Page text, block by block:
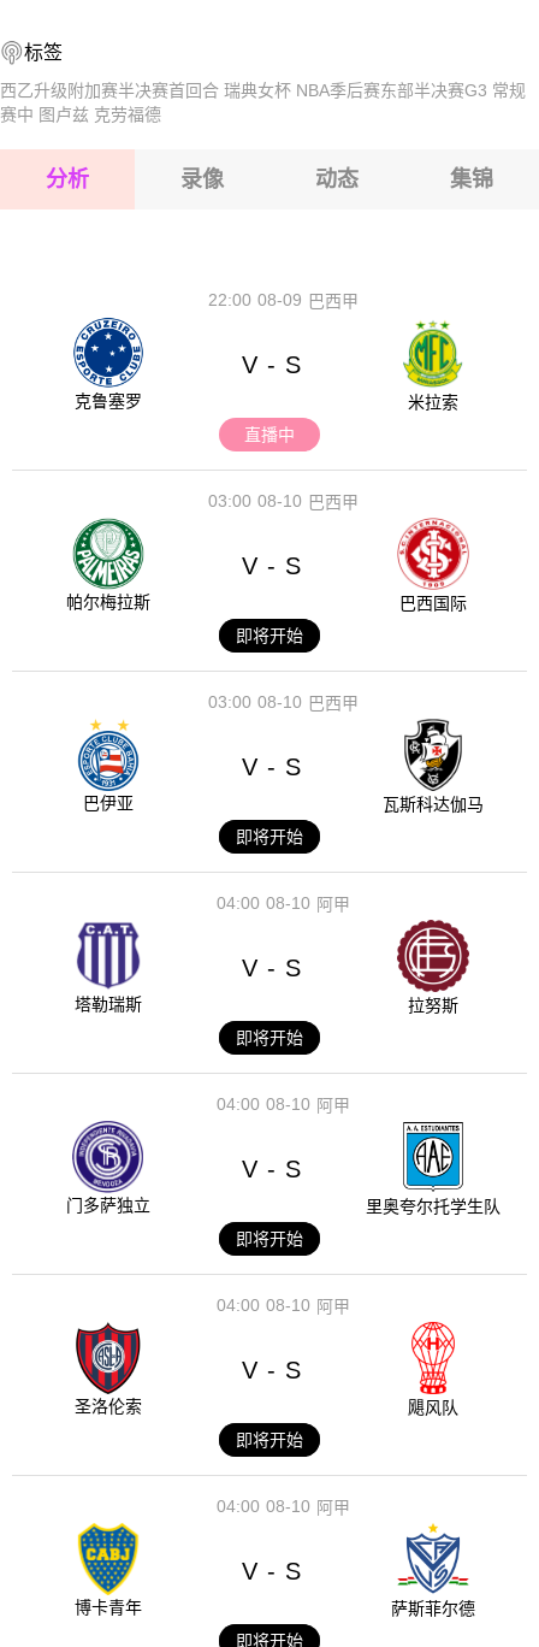
2026-08-17 【球会友谊】 斯托克城VS布拉加
2026-08-17 【球会友谊】 斯托克城VS布拉加
2026-08-17 【球会友谊】 斯托克城VS布拉加
标签
西乙升级附加赛半决赛首回合 瑞典女杯 NBA季后赛东部半决赛G3 常规
赛中 图卢兹 克劳福德
分析 录像 动态 集锦
08-09
22:00 巴西甲
克鲁塞罗
V - S
米拉索
直播中
08-10
03:00 巴西甲
帕尔梅拉斯
V - S
巴西国际
即将开始
08-10
03:00 巴西甲
巴伊亚
V - S
瓦斯科达伽马
即将开始
08-10
04:00 阿甲
塔勒瑞斯
V - S
拉努斯
即将开始
08-10
04:00 阿甲
门多萨独立
V - S
里奥夸尔托学生队
即将开始
08-10
04:00 阿甲
圣洛伦索
V - S
飓风队
即将开始
08-10
04:00 阿甲
博卡青年
V - S
萨斯菲尔德
即将开始